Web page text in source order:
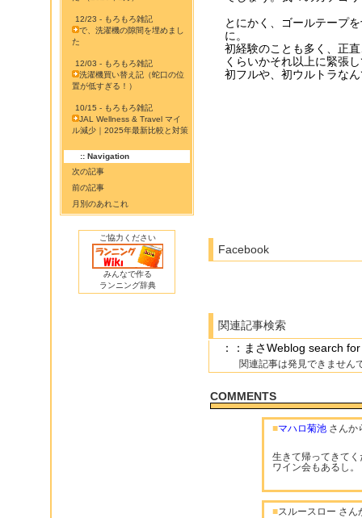
12/23 - もろもろ雑記
で、洗濯機の隙間を埋めまし
た
12/03 - もろもろ雑記
洗濯機買い替え記（蛇口の位
置が低すぎる！）
10/15 - もろもろ雑記
JAL Wellness & Travel マイ
ル減少｜2025年最新比較と対策
:: Navigation
次の記事
前の記事
月別のあれこれ
ご協力ください
みんなで作る
ランニング辞典
とにかく、ゴールテープ
に。
初経験のことも多く、正
くらいかそれ以上に緊張
初フルや、初ウルトラな
Facebook
関連記事検索
：：まさWeblog search
関連記事は発見できません
COMMENTS
■マハロ菊池 さんか
生きて帰ってきて
ワイン会もあるし。
■スルースロー さん